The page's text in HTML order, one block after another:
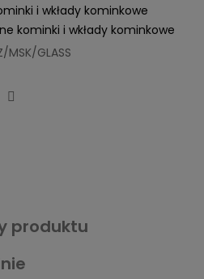
i wkłady kominkowe
kominki i wkłady kominkowe
MSK/GLASS
produktu